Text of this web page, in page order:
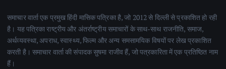
समाचार वार्ता एक प्रमुख हिंदी मासिक पत्रिका है, जो 2012 से दिल्ली से प्रकाशित हो रही
है। यह पत्रिका राष्ट्रीय और अंतर्राष्ट्रीय समाचारों के साथ-साथ राजनीति, समाज,
अर्थव्यवस्था, अपराध, स्वास्थ्य, फिल्म और अन्य समसामयिक विषयों पर लेख प्रकाशित
करती है। समाचार वार्ता की संपादक सुषमा राजीव हैं, जो पत्रकारिता में एक प्रतिष्ठित नाम
हैं।